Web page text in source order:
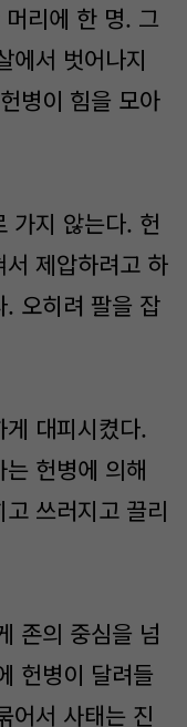
리에 한 명. 그
에서 벗어나지
병이 힘을 모아
가지 않는다. 헌
제압하려고 하
오히려 팔을 잡
대피시켰다.
헌병에 의해
쓰러지고 끌리
존의 중심을 넘
헌병이 달려들
어서 사태는 진